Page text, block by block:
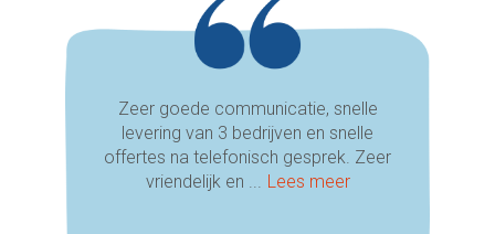
Zeer goede communicatie, snelle
levering van 3 bedrijven en snelle
offertes na telefonisch gesprek. Zeer
vriendelijk en ... Lees meer